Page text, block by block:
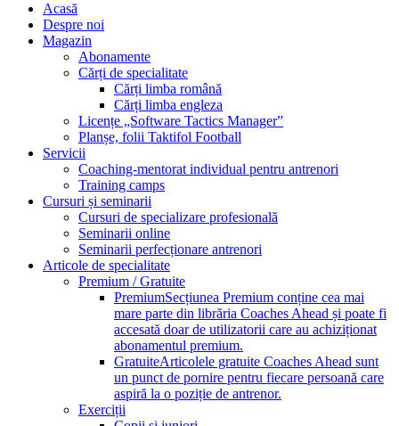
Acasă
Despre noi
Magazin
Abonamente
Cărți de specialitate
Cărți limba română
Cărți limba engleza
Licențe „Software Tactics Manager”
Planșe, folii Taktifol Football
Servicii
Coaching-mentorat individual pentru antrenori
Training camps
Cursuri și seminarii
Cursuri de specializare profesională
Seminarii online
Seminarii perfecționare antrenori
Articole de specialitate
Premium / Gratuite
PremiumSecțiunea Premium conține cea mai
mare parte din librăria Coaches Ahead și poate fi
accesată doar de utilizatorii care au achiziționat
abonamentul premium.
GratuiteArticolele gratuite Coaches Ahead sunt
un punct de pornire pentru fiecare persoană care
aspiră la o poziție de antrenor.
Exerciții